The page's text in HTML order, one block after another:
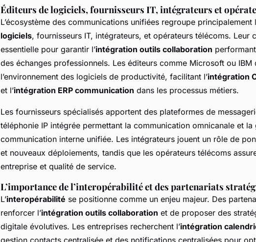
Éditeurs de logiciels, fournisseurs IT, intégrateurs et
L’écosystème des communications unifiées regroupe principalement
logiciels, fournisseurs IT, intégrateurs, et opérateurs télécoms. Leur
essentielle pour garantir l’intégration outils collaboration
des échanges professionnels. Les éditeurs comme Microsoft ou IBM
l’environnement des logiciels de productivité, facilitant l’intégration
et l’intégration ERP communication dans les processus métiers.
Les fournisseurs spécialisés apportent des plateformes de
téléphonie IP intégrée permettant la communication omnicanale et la
communication interne unifiée. Les intégrateurs jouent un rôle de
et nouveaux déploiements, tandis que les opérateurs télécoms
entreprise et qualité de service.
L’importance de l’interopérabilité et des partenariats
L’interopérabilité se positionne comme un enjeu majeur. Des
renforcer l’intégration outils collaboration et de proposer des
digitale évolutives. Les entreprises recherchent l’intégration
gestion contacts centralisée et des notifications centralisées pour